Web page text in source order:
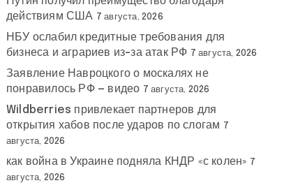
действиям США 7 августа, 2026
НБУ ослабил кредитные требования для
бизнеса и аграриев из-за атак РФ 7 августа, 2026
Заявление Навроцкого о москалях не
понравилось РФ — видео 7 августа, 2026
Wildberries привлекает партнеров для
открытия хабов после ударов по слогам 7
августа, 2026
как война в Украине подняла КНДР «с колен» 7
августа, 2026